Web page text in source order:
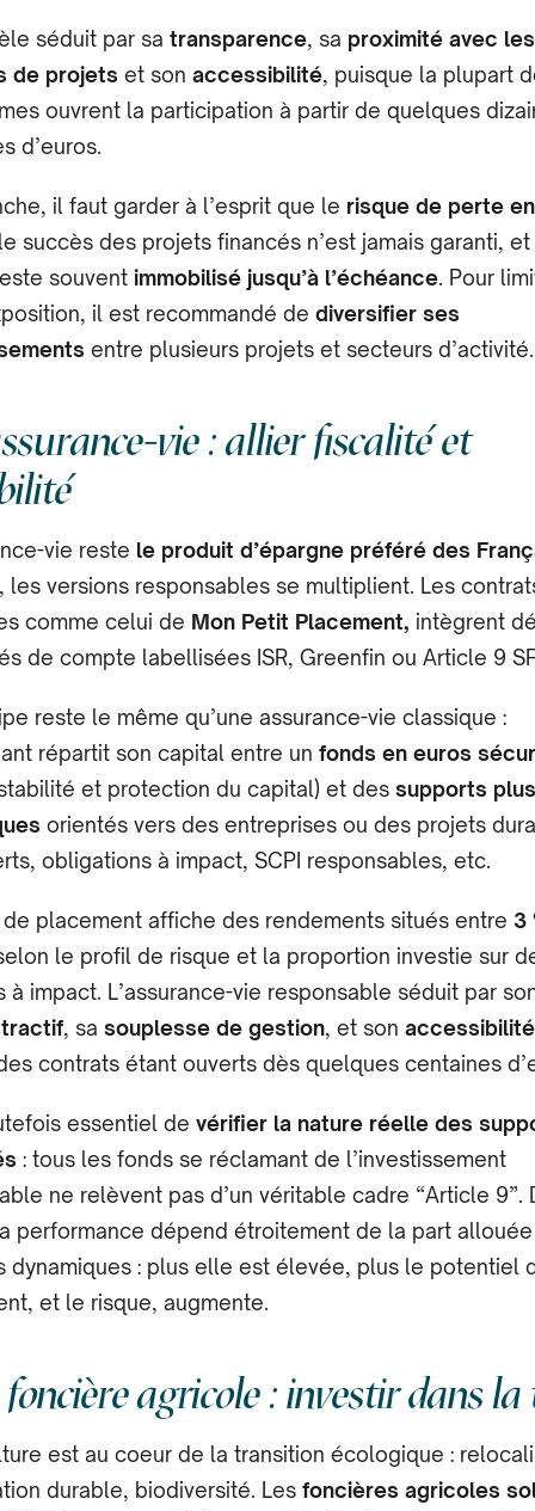
séduit par sa transparence, sa proximité avec les
de projets et son accessibilité, puisque la plupart
ouvrent la participation à partir de quelques
d’euros.
il faut garder à l’esprit que le risque de perte
succès des projets financés n’est jamais garanti,
souvent immobilisé jusqu’à l’échéance. Pour
il est recommandé de diversifier ses
entre plusieurs projets et secteurs d’activité.
vie : allier fiscalité et
vie reste le produit d’épargne préféré des
les versions responsables se multiplient. Les
comme celui de Mon Petit Placement, intègrent
de compte labellisées ISR, Greenfin ou Article 9
reste le même qu’une assurance-vie classique :
répartit son capital entre un fonds en euros
et protection du capital) et des supports plus
orientés vers des entreprises ou des projets
obligations à impact, SCPI responsables, etc.
placement affiche des rendements situés entre 3
le profil de risque et la proportion investie sur
à impact. L’assurance-vie responsable séduit par
, sa souplesse de gestion, et son accessibilité
contrats étant ouverts dès quelques centaines
essentiel de vérifier la nature réelle des
: tous les fonds se réclamant de l’investissement
ne relèvent pas d’un véritable cadre “Article 9”.
performance dépend étroitement de la part allouée
dynamiques : plus elle est élevée, plus le potentiel
et le risque, augmente.
agricole : investir dans la
est au cœur de la transition écologique :
durable, biodiversité. Les foncières agricoles